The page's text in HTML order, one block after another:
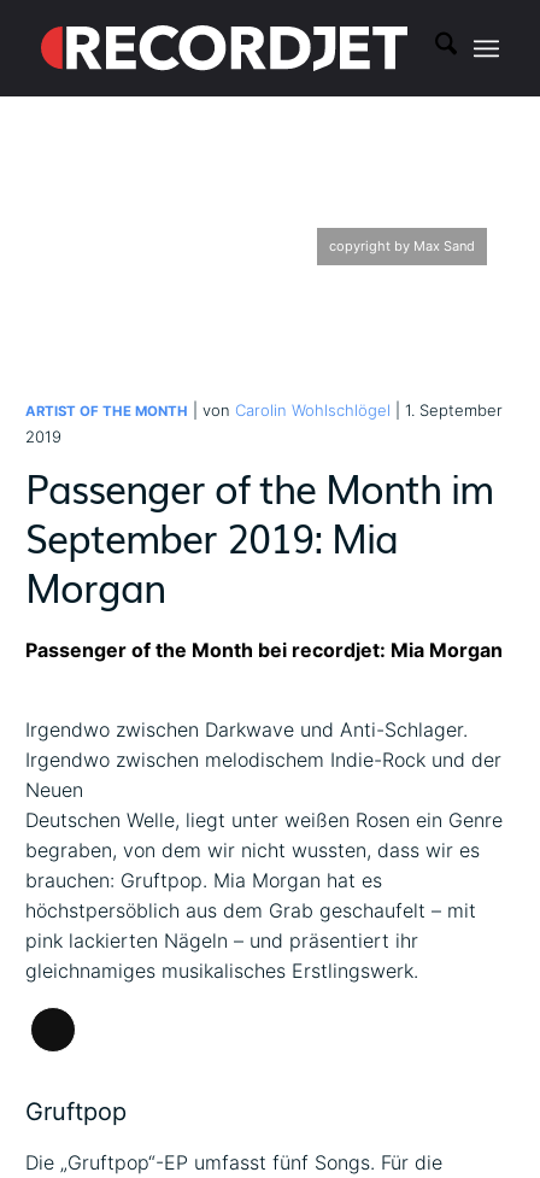
copyright by Max Sand
ARTIST OF THE MONTH | von Carolin Wohlschlögel | 1. September
2019
Passenger of the Month im
September 2019: Mia
Morgan
Passenger of the Month bei recordjet: Mia Morgan
Irgendwo zwischen Darkwave und Anti-Schlager.
Irgendwo zwischen melodischem Indie-Rock und der
Neuen
Deutschen Welle, liegt unter weißen Rosen ein Genre
begraben, von dem wir nicht wussten, dass wir es
brauchen: Gruftpop. Mia Morgan hat es
höchstpersöblich aus dem Grab geschaufelt – mit
pink lackierten Nägeln – und präsentiert ihr
gleichnamiges musikalisches Erstlingswerk.
Lange
Gruftpop
Die „Gruftpop“-EP umfasst fünf Songs. Für die